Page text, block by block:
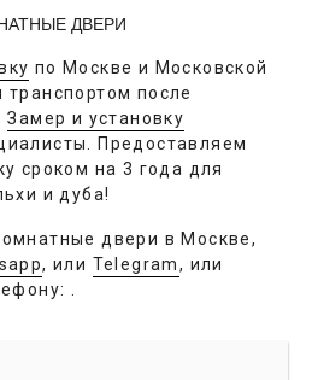
ДВЕРИ
по Москве и Московской
после
Замер и установку
Предоставляем
сроком на 3 года для
и дуба!
двери в Москве,
, или Telegram, или